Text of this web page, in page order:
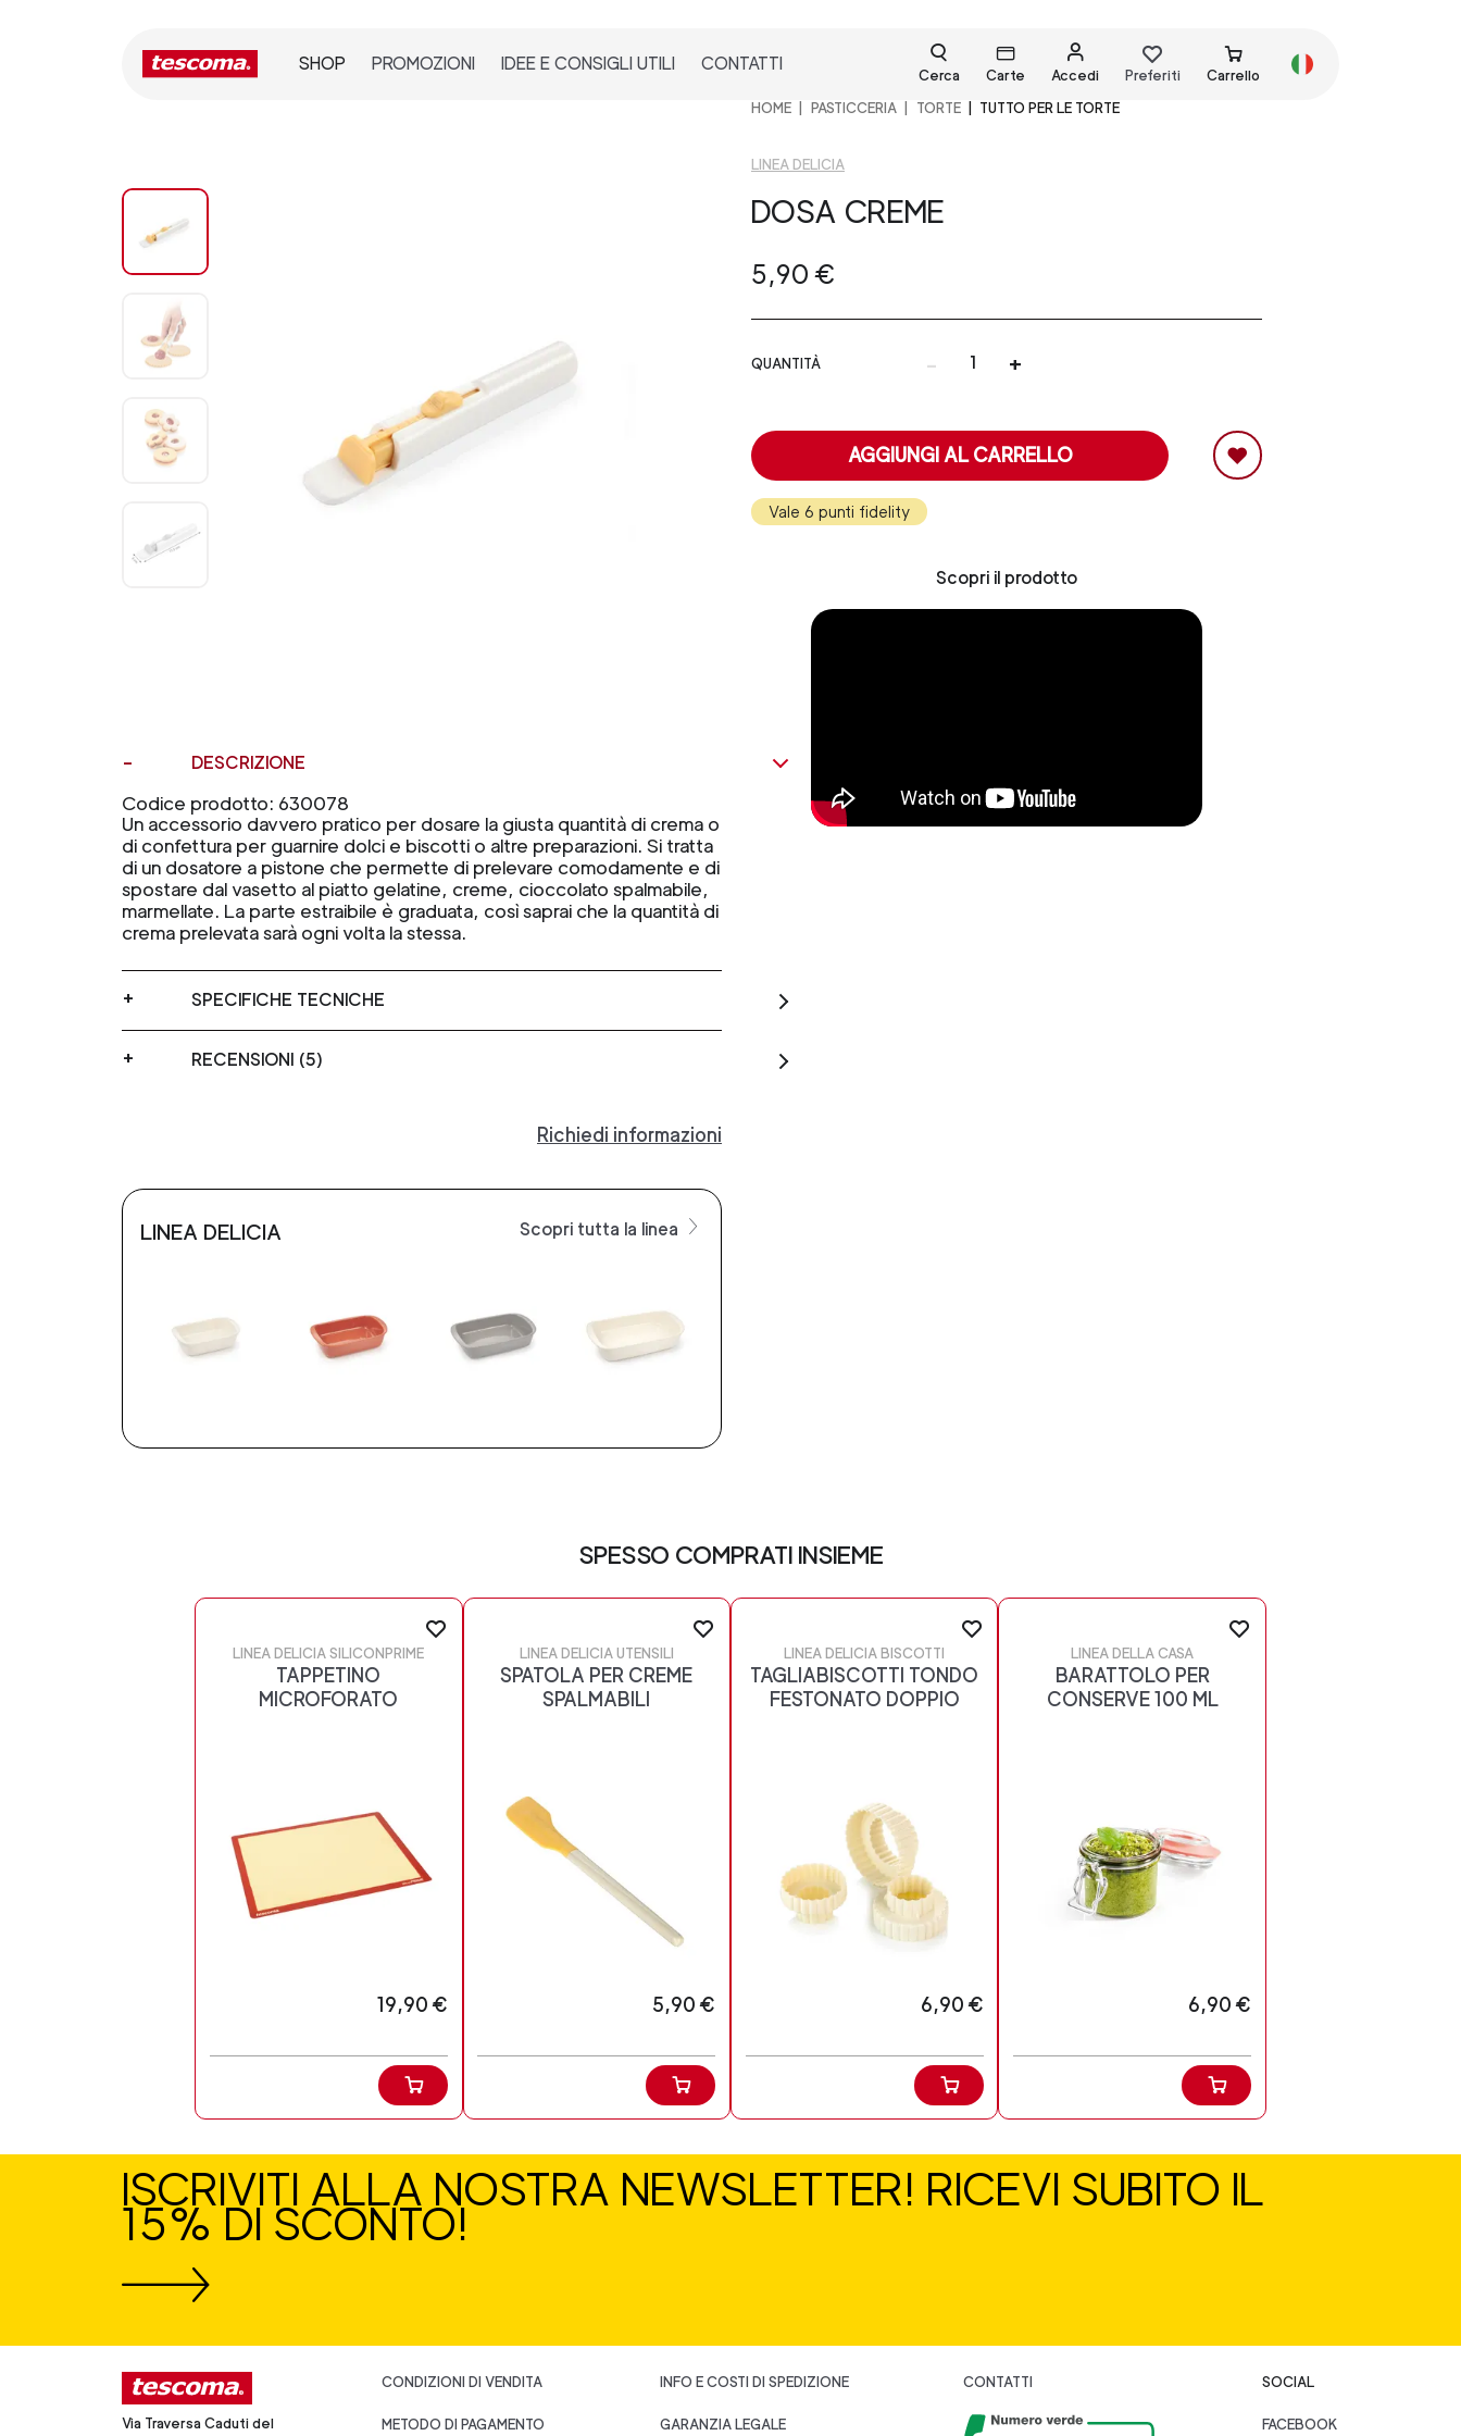
SHOP PROMOZIONI IDEE E CONSIGLI UTILI CONTATTI
Cerca Carte Accedi Preferiti Carrello
DESCRIZIONE
Codice prodotto: 630078
Un accessorio davvero pratico per dosare la giusta quantità di crema o
di confettura per guarnire dolci e biscotti o altre preparazioni. Si tratta
di un dosatore a pistone che permette di prelevare comodamente e di
spostare dal vasetto al piatto gelatine, creme, cioccolato spalmabile,
marmellate. La parte estraibile è graduata, così saprai che la quantità di
crema prelevata sarà ogni volta la stessa.
SPECIFICHE TECNICHE
RECENSIONI (5)
Richiedi informazioni
LINEA DELICIA Scopri tutta la linea
HOME PASTICCERIA TORTE TUTTO PER LE TORTE
LINEA DELICIA
DOSA CREME
5,90 €
QUANTITÀ - +
AGGIUNGI AL CARRELLO
Vale 6 punti fidelity
Scopri il prodotto
SPESSO COMPRATI INSIEME
LINEA DELICIA SILICONPRIME
TAPPETINO
MICROFORATO
19,90 €
LINEA DELICIA UTENSILI
SPATOLA PER CREME
SPALMABILI
5,90 €
LINEA DELICIA BISCOTTI
TAGLIABISCOTTI TONDO
FESTONATO DOPPIO
6,90 €
LINEA DELLA CASA
BARATTOLO PER
CONSERVE 100 ML
6,90 €
ISCRIVITI ALLA NOSTRA NEWSLETTER! RICEVI SUBITO IL
15% DI SCONTO!
Via Traversa Caduti del
CONDIZIONI DI VENDITA
METODO DI PAGAMENTO
INFO E COSTI DI SPEDIZIONE
GARANZIA LEGALE
CONTATTI SOCIAL
FACEBOOK